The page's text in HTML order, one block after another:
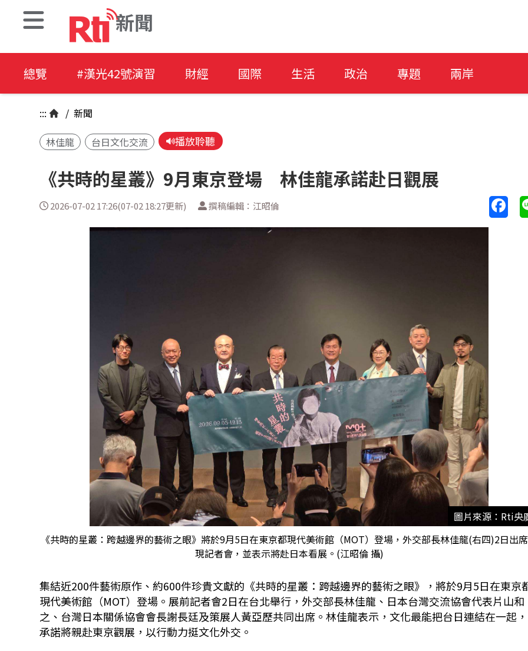
新聞
總覽 #漢光42號演習 財經 國際 生活 政治 專題 兩岸
::: / 新聞
林佳龍 台日文化交流 播放聆聽
《共時的星叢》9月東京登場 林佳龍承諾赴日觀展
2026-07-02 17:26(07-02 18:27更新) 撰稿編輯：江昭倫
圖片來源：Rti央
《共時的星叢：跨越邊界的藝術之眼》將於9月5日在東京都現代美術館（MOT）登場，外交部長林佳龍(右四)2日出
現記者會，並表示將赴日本看展。(江昭倫 攝)
集結近200件藝術原作、約600件珍貴文獻的《共時的星叢：跨越邊界的藝術之眼》，將於9月5日在東京
現代美術館（MOT）登場。展前記者會2日在台北舉行，外交部長林佳龍、日本台灣交流協會代表片山和
之、台灣日本關係協會會長謝長廷及策展人黃亞歷共同出席。林佳龍表示，文化最能把台日連結在一起
承諾將親赴東京觀展，以行動力挺文化外交。